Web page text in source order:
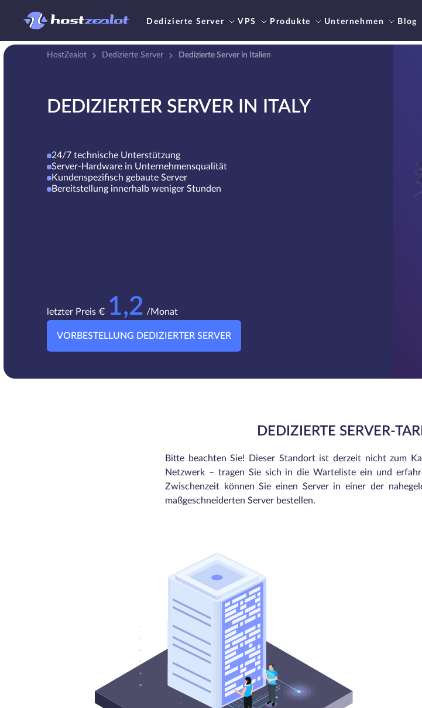
Dedizierte Server VPS Produkte Unternehmen Blog
HostZealot Dedizierte Server Dedizierte Server in Italien
DEDIZIERTER SERVER IN ITALY
24/7 technische Unterstützung
Server-Hardware in Unternehmensqualität
Kundenspezifisch gebaute Server
Bereitstellung innerhalb weniger Stunden
letzter Preis € 1,2 /Monat
VORBESTELLUNG DEDIZIERTER SERVER
DEDIZIERTE SERVER-
Bitte beachten Sie! Dieser Standort ist derzeit nicht zum
Netzwerk – tragen Sie sich in die Warteliste ein und
Zwischenzeit können Sie einen Server in einer der
maßgeschneiderten Server bestellen.